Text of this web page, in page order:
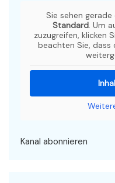
Sie sehen
Standard. Um
zuzugreifen, klicken
beachten Sie,
Kanal abonnieren